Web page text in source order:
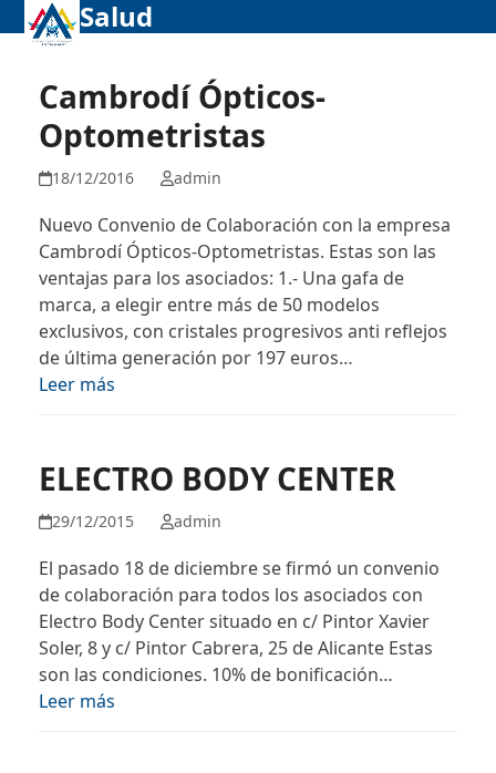
to
Abrir
menú
móvil
Cerrar
menú
móvil
Salud
Cambrodí Ópticos-
Optometristas
18/12/2016 admin
Nuevo Convenio de Colaboración con la empresa
Cambrodí Ópticos-Optometristas. Estas son las
ventajas para los asociados: 1.- Una gafa de
marca, a elegir entre más de 50 modelos
exclusivos, con cristales progresivos anti reflejos
de última generación por 197 euros…
Leer más
ELECTRO BODY CENTER
29/12/2015 admin
El pasado 18 de diciembre se firmó un convenio
de colaboración para todos los asociados con
Electro Body Center situado en c/ Pintor Xavier
Soler, 8 y c/ Pintor Cabrera, 25 de Alicante Estas
son las condiciones. 10% de bonificación…
Leer más